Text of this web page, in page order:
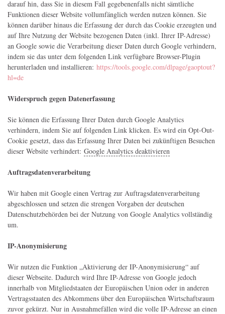
darauf hin, dass Sie in diesem Fall gegebenenfalls nicht sämtliche
Funktionen dieser Website vollumfänglich werden nutzen können. Sie
können darüber hinaus die Erfassung der durch das Cookie erzeugten und
auf Ihre Nutzung der Website bezogenen Daten (inkl. Ihrer IP-Adresse)
an Google sowie die Verarbeitung dieser Daten durch Google verhindern,
indem sie das unter dem folgenden Link verfügbare Browser-Plugin
herunterladen und installieren: https://tools.google.com/dlpage/gaoptout?
hl=de
Widerspruch gegen Datenerfassung
Sie können die Erfassung Ihrer Daten durch Google Analytics
verhindern, indem Sie auf folgenden Link klicken. Es wird ein Opt-Out-
Cookie gesetzt, dass das Erfassung Ihrer Daten bei zukünftigen Besuchen
dieser Website verhindert: Google Analytics deaktivieren
Auftragsdatenverarbeitung
Wir haben mit Google einen Vertrag zur Auftragsdatenverarbeitung
abgeschlossen und setzen die strengen Vorgaben der deutschen
Datenschutzbehörden bei der Nutzung von Google Analytics vollständig
um.
IP-Anonymisierung
Wir nutzen die Funktion „Aktivierung der IP-Anonymisierung“ auf
dieser Webseite. Dadurch wird Ihre IP-Adresse von Google jedoch
innerhalb von Mitgliedstaaten der Europäischen Union oder in anderen
Vertragsstaaten des Abkommens über den Europäischen Wirtschaftsraum
zuvor gekürzt. Nur in Ausnahmefällen wird die volle IP-Adresse an einen